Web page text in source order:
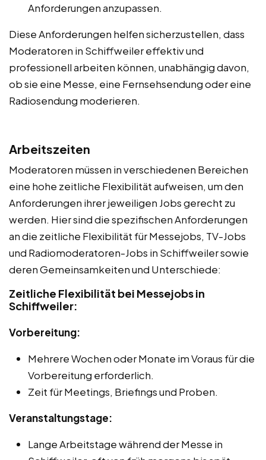
Anforderungen anzupassen.
Diese Anforderungen helfen sicherzustellen, dass
Moderatoren in Schiffweiler effektiv und
professionell arbeiten können, unabhängig davon,
ob sie eine Messe, eine Fernsehsendung oder eine
Radiosendung moderieren.
Arbeitszeiten
Moderatoren müssen in verschiedenen Bereichen
eine hohe zeitliche Flexibilität aufweisen, um den
Anforderungen ihrer jeweiligen Jobs gerecht zu
werden. Hier sind die spezifischen Anforderungen
an die zeitliche Flexibilität für Messejobs, TV-Jobs
und Radiomoderatoren-Jobs in Schiffweiler sowie
deren Gemeinsamkeiten und Unterschiede:
Zeitliche Flexibilität bei Messejobs in
Schiffweiler:
Vorbereitung:
Mehrere Wochen oder Monate im Voraus für die
Vorbereitung erforderlich.
Zeit für Meetings, Briefings und Proben.
Veranstaltungstage:
Lange Arbeitstage während der Messe in